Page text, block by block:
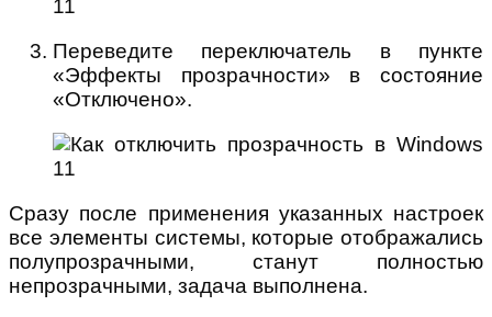
Переведите переключатель в пункте
«Эффекты прозрачности» в состояние
«Отключено».
Сразу после применения указанных настроек
все элементы системы, которые отображались
полупрозрачными, станут полностью
непрозрачными, задача выполнена.